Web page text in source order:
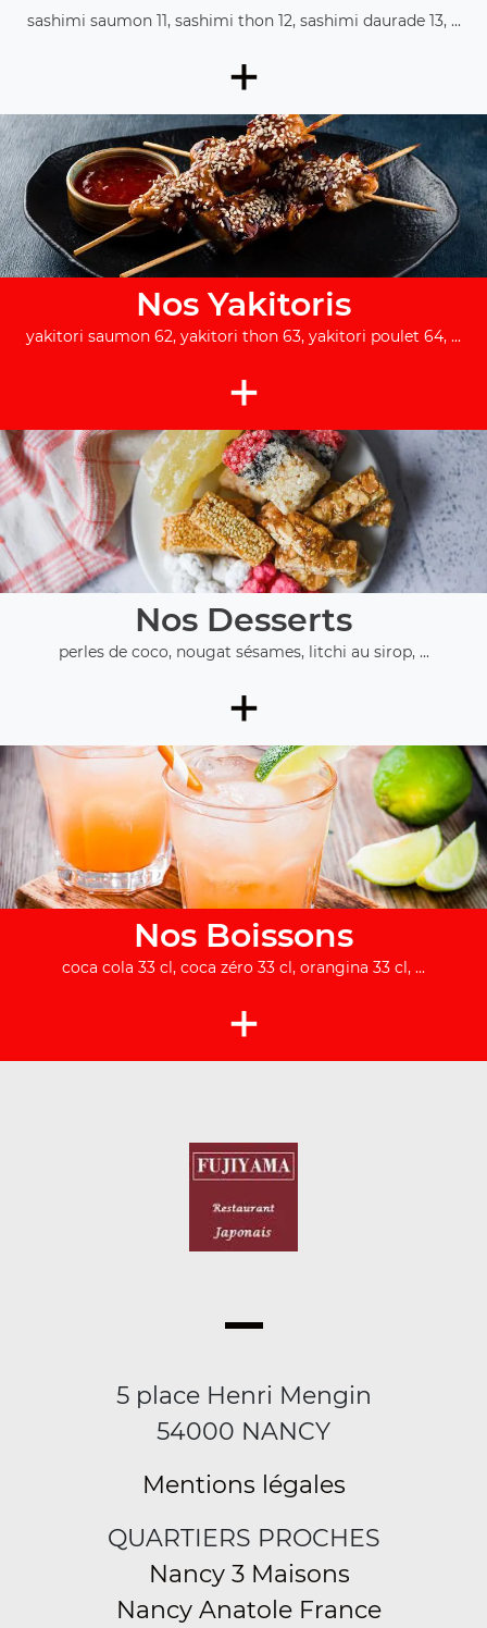
sashimi saumon 11, sashimi thon 12, sashimi daurade 13, ...
+
Nos Yakitoris
yakitori saumon 62, yakitori thon 63, yakitori poulet 64, ...
+
Nos Desserts
perles de coco, nougat sésames, litchi au sirop, ...
+
Nos Boissons
coca cola 33 cl, coca zéro 33 cl, orangina 33 cl, ...
+
5 place Henri Mengin
54000 NANCY
Mentions légales
QUARTIERS PROCHES
Nancy 3 Maisons
Nancy Anatole France